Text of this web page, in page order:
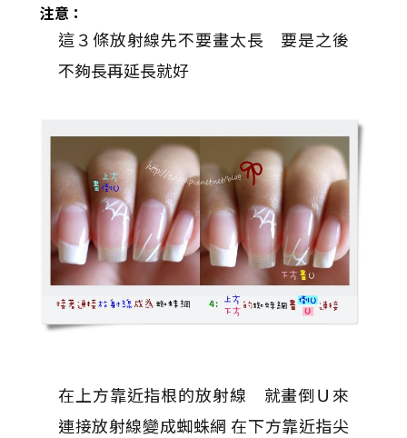
注意：
這３條放射線先不要畫太長 要是之後
不夠長再延長就好
在上方靠近指根的放射線 就畫倒Ｕ來
連接放射線變成蜘蛛網 在下方靠近指尖